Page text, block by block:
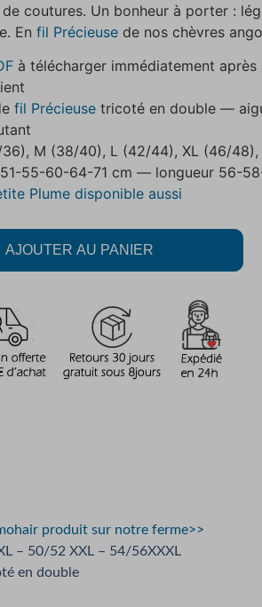
de coutures. Un bonheur à porter :
Enfil Précieuse de nos chèvres
à télécharger immédiatement
fil Précieuse tricoté en double —
M (38/40), L (42/44), XL (46/
55-60-64-71 cm — longueur 56-
Plume disponible aussi
AJOUTER AU PANIER
produit sur notre ferme>>
– 50/52 XXL – 54/56XXXL
en double